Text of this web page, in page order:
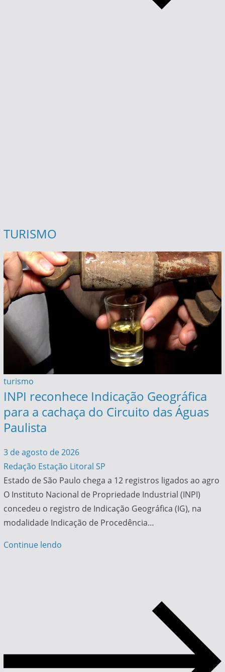
TURISMO
turismo
INPI reconhece Indicação Geográfica
para a cachaça do Circuito das Águas
Paulista
3 de agosto de 2026
Redação Estação Litoral SP
Estado de São Paulo chega a 12 registros ligados ao agro
O Instituto Nacional de Propriedade Industrial (INPI)
concedeu o registro de Indicação Geográfica (IG), na
modalidade Indicação de Procedência…
Continue lendo